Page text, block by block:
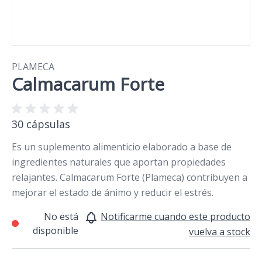
PLAMECA
Calmacarum Forte
30 cápsulas
Es un suplemento alimenticio elaborado a base de
ingredientes naturales que aportan propiedades
relajantes. Calmacarum Forte (Plameca) contribuyen a
mejorar el estado de ánimo y reducir el estrés.
No está
disponible
Notificarme cuando este producto
vuelva a stock